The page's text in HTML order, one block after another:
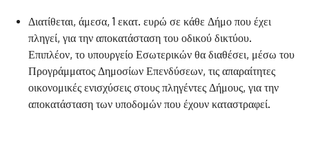
Διατίθεται, άμεσα, 1 εκατ. ευρώ σε κάθε Δήμο που έχει
πληγεί, για την αποκατάσταση του οδικού δικτύου.
Επιπλέον, το υπουργείο Εσωτερικών θα διαθέσει, μέσω του
Προγράμματος Δημοσίων Επενδύσεων, τις απαραίτητες
οικονομικές ενισχύσεις στους πληγέντες Δήμους, για την
αποκατάσταση των υποδομών που έχουν καταστραφεί.